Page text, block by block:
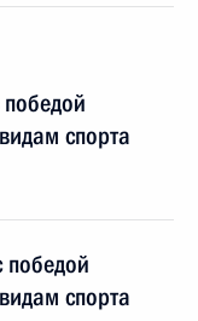
спорта
спорта